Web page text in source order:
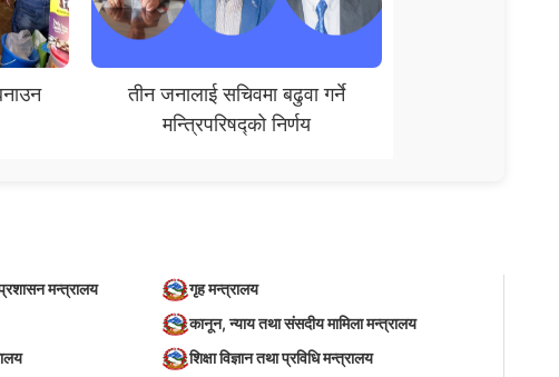
तीन जनालाई सचिवमा बढुवा गर्ने
मन्त्रिपरिषद्‍को निर्णय
मन्त्रालय
गृह मन्त्रालय
कानून, न्याय तथा संसदीय मामिला मन्त्रालय
शिक्षा विज्ञान तथा प्रविधि मन्त्रालय